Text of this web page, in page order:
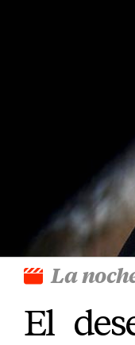
La
El